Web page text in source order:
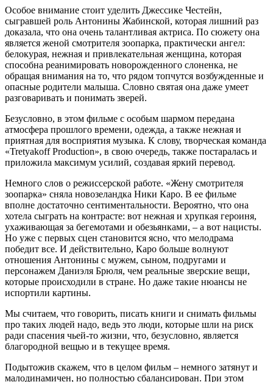
Особое внимание стоит уделить Джессике Честейн,
сыгравшей роль Антонины Жабинской, которая лишний раз
доказала, что она очень талантливая актриса. По сюжету она
является женой смотрителя зоопарка, практически ангел:
белокурая, нежная и привлекательная женщина, которая
способна реанимировать новорожденного слоненка, не
обращая внимания на то, что рядом топчутся возбужденные и
опасные родители малыша. Словно святая она даже умеет
разговаривать и понимать зверей.
Безусловно, в этом фильме с особым шармом передана
атмосфера прошлого времени, одежда, а также нежная и
приятная для восприятия музыка. К слову, творческая команда
«Tretyakoff Production», в свою очередь, также постаралась и
приложила максимум усилий, создавая яркий перевод.
Немного слов о режиссерской работе. «Жену смотрителя
зоопарка» сняла новозеландка Ники Каро. В ее фильме
вполне достаточно сентиментальности. Вероятно, что она
хотела сыграть на контрасте: вот нежная и хрупкая героиня,
ухаживающая за бегемотами и обезьянками, – а вот нацисты.
Но уже с первых сцен становится ясно, что мелодрама
победит все. И действительно, Каро больше волнуют
отношения Антонины с мужем, сыном, подругами и
персонажем Даниэля Брюля, чем реальные зверские вещи,
которые происходили в стране. Но даже такие нюансы не
испортили картины.
Мы считаем, что говорить, писать книги и снимать фильмы
про таких людей надо, ведь это люди, которые шли на риск
ради спасения чьей-то жизни, что, безусловно, является
благородной вещью и в текущее время.
Подытожив скажем, что в целом фильм – немного затянут и
малодинамичен, но полностью сбалансирован. При этом